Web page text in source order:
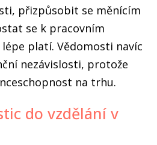
přizpůsobit se měnícím
se k pracovním
platí. Vědomosti navíc
nezávislosti, protože
na trhu.
do vzdělání v